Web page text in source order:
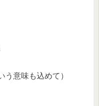
う意味も込めて）